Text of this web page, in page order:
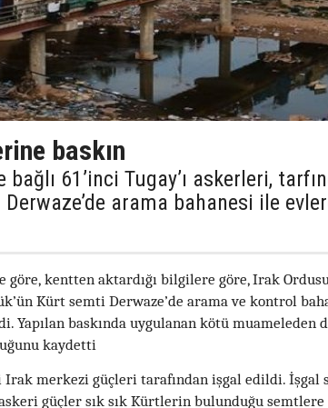
baskın
61’inci Tugay’ı askerleri,
arama bahanesi ile
göre, kentten aktardığı bilgilere göre, Irak
Kürt semti Derwaze’de arama ve kontrol
Yapılan baskında uygulanan kötü muameleden
kaydetti
merkezi güçleri tarafından işgal edildi. İşgal
güçler sık sık Kürtlerin bulunduğu semtlere